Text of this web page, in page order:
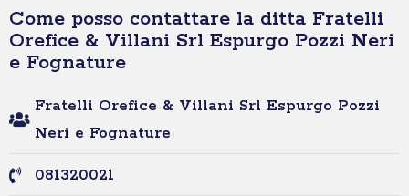
Come posso contattare la ditta Fratelli
Orefice & Villani Srl Espurgo Pozzi Neri
e Fognature
Fratelli Orefice & Villani Srl Espurgo Pozzi
Neri e Fognature
081320021